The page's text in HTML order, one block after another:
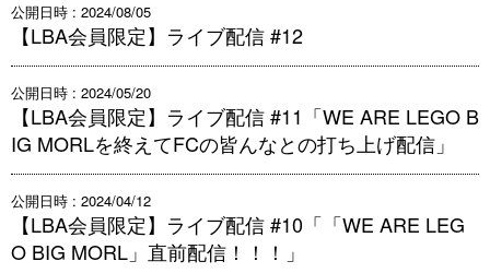
公開日時 : 2024/08/05
【LBA会員限定】ライブ配信 #12
公開日時 : 2024/05/20
【LBA会員限定】ライブ配信 #11「WE ARE LEGO B
IG MORLを終えてFCの皆んなとの打ち上げ配信」
公開日時 : 2024/04/12
【LBA会員限定】ライブ配信 #10「「WE ARE LEG
O BIG MORL」直前配信！！！」